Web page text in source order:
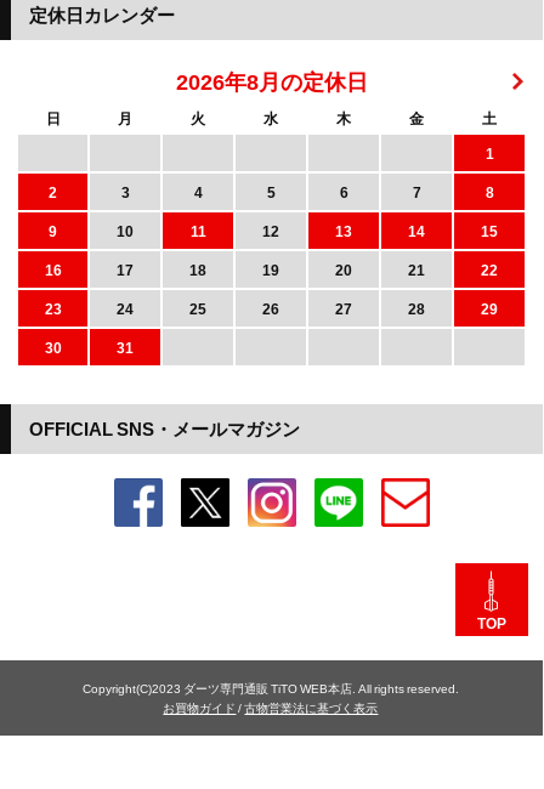
OFFICIAL SNS・メールマガジン
定休日カレンダー
2026年8月の定休日
日 月 火 水 木 金
土
1
2
3 4 5 6 7
8
9
10 11 12 13 14
15
16
17 18 19 20 21
22
23
24 25 26 27 28
29
30
31
TOP
Copyright(C)2023 ダーツ専門通販 TiTO WEB本店. All rights reserved.
お買物ガイド /古物営業法に基づく表示